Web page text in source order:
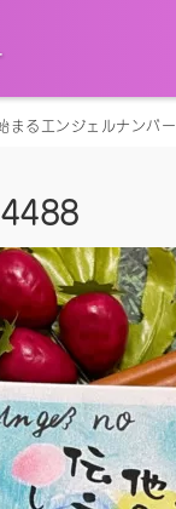
まるエンジェルナンバー